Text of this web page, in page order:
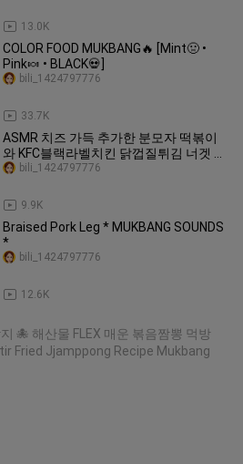
13.0K
COLOR FOOD MUKBANG🔥 [Mint🤢 •
Pink🍬 • BLACK💀]
33.7K
bili_1424797776
ASMR 치즈 가득 추가한 분모자 떡볶이
와 KFC블랙라벨치킨 닭껍질튀김 너겟 먹
방~!Cheese Tteokbokki With Fried
9.9K
bili_1424797776
Braised Pork Leg * MUKBANG SOUNDS
*
12.6K
bili_1424797776
🐙 해산물 FLEX 매운 볶음짬뽕 먹방
Fried Jjamppong Recipe Mukbang